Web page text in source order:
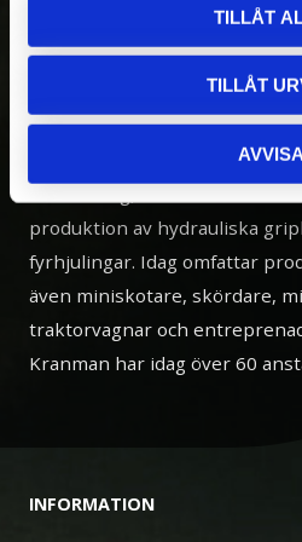
TILLÅT
TILLÅT
AVVISA
Kranman AB tillverkar och
maskiner och tillbehör för
skogs- och
20 års erfarenhet av egen
produktion av hydrauliska
fyrhjulingar. Idag omfattar
även miniskotare, skördare,
traktorvagnar och
Kranman har idag över 60
INFORMATION